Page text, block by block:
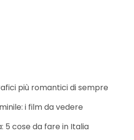
più romantici di sempre
i film da vedere
5 cose da fare in Italia